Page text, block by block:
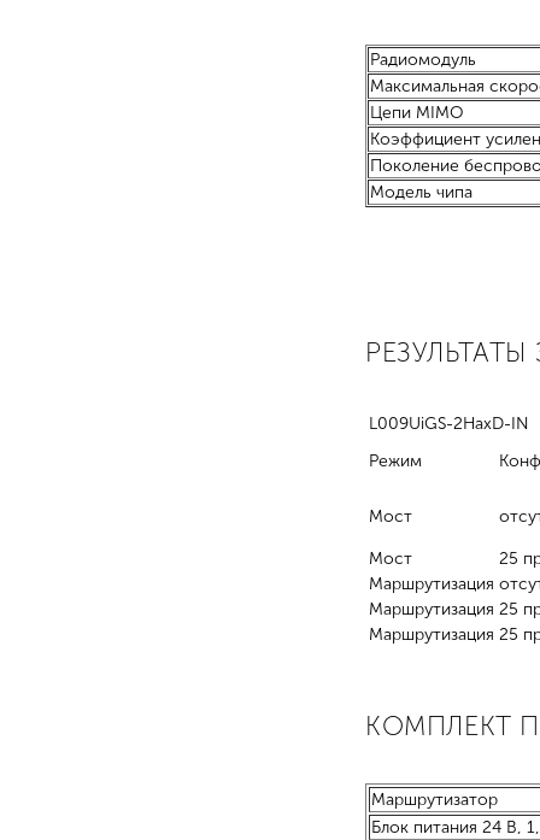
Радиомодуль
Максимальная
Цепи MIMO
Коэффициент
Поколение
Модель чипа
L009UiGS-2HaxD-IN
Режим
Мост
Мост
25
Маршрутизация
Маршрутизация 25
Маршрутизация 25
КОМПЛЕКТ
Маршрутизатор
Блок питания 24 В,